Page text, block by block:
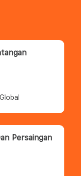
Persaingan